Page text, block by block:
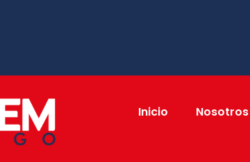
Inicio Nosotros